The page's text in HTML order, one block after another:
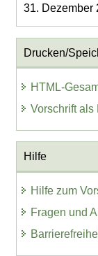
31. Dezember
Drucken/
HTML-
Vorschrift als
Hilfe
Hilfe zum
Fragen und